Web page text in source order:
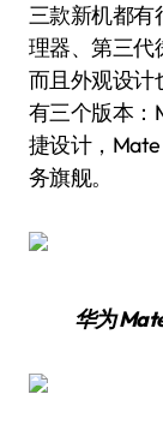
三款新机都有
理器、第三代
而且外观设计
有三个版本：
捷设计，
务旗舰。
华为